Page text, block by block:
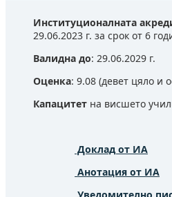
Институционалната
29.06.2023 г. за срок от 6
Валидна до: 29.06.2029 г.
Оценка: 9.08 (девет цяло и
Капацитет на висшето
Доклад от ИА
Анотация от ИА